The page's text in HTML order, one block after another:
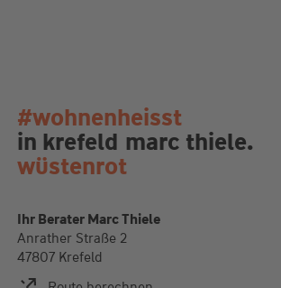
#wohnenheisst
in krefeld marc thiele.
wüstenrot
Ihr Berater Marc Thiele
Anrather Straße 2
47807 Krefeld